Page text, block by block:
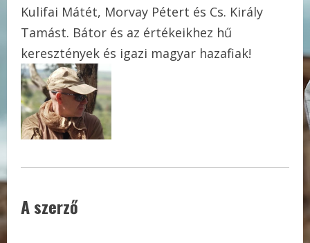
Kulifai Mátét, Morvay Pétert és Cs. Király
Tamást. Bátor és az értékeikhez hű
keresztények és igazi magyar hazafiak!
A szerző